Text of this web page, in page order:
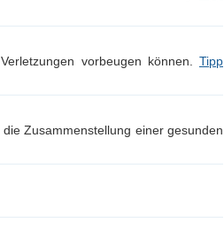
vorbeugen können. Tipp
Zusammenstellung einer gesunden